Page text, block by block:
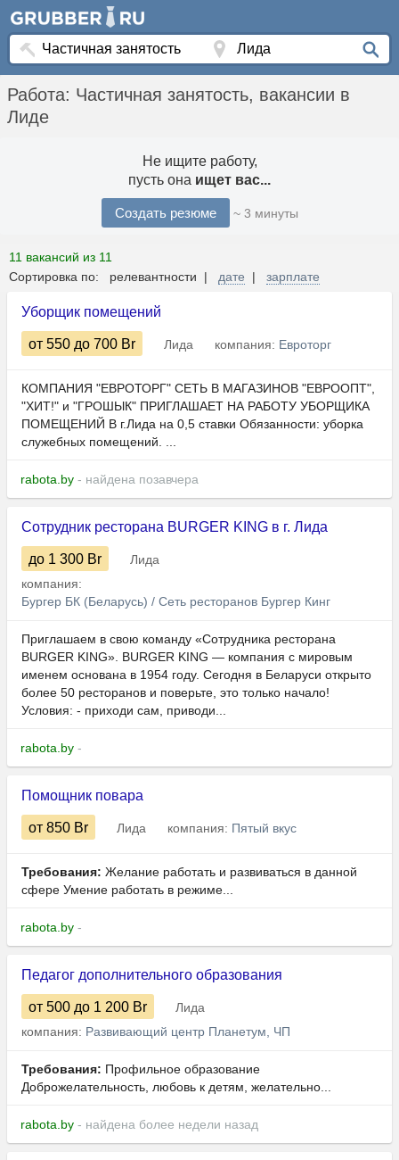
Работа: Частичная занятость, вакансии в
Лиде
Не ищите работу,
пусть она ищет вас...
Создать резюме ~ 3 минуты
11 вакансий из 11
Сортировка по: релевантности | дате | зарплате
Уборщик помещений
от 550 до 700 Br Лида компания: Евроторг
КОМПАНИЯ "ЕВРОТОРГ" СЕТЬ В МАГАЗИНОВ "ЕВРООПТ",
"ХИТ!" и "ГРОШЫК" ПРИГЛАШАЕТ НА РАБОТУ УБОРЩИКА
ПОМЕЩЕНИЙ В г.Лида на 0,5 ставки Обязанности: уборка
служебных помещений. ...
rabota.by - найдена позавчера
Сотрудник ресторана BURGER KING в г. Лида
до 1 300 Br
Лида
компания:
Бургер БК (Беларусь) / Сеть ресторанов Бургер Кинг
Приглашаем в свою команду «Сотрудника ресторана
BURGER KING». BURGER KING — компания с мировым
именем основана в 1954 году. Сегодня в Беларуси открыто
более 50 ресторанов и поверьте, это только начало!
Условия: - приходи сам, приводи...
rabota.by -
Помощник повара
от 850 Br Лида компания: Пятый вкус
Требования: Желание работать и развиваться в данной
сфере Умение работать в режиме...
rabota.by -
Педагог дополнительного образования
от 500 до 1 200 Br
Лида
компания: Развивающий центр Планетум, ЧП
Требования: Профильное образование
Доброжелательность, любовь к детям, желательно...
rabota.by - найдена более недели назад